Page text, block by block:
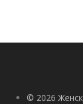
© 2026